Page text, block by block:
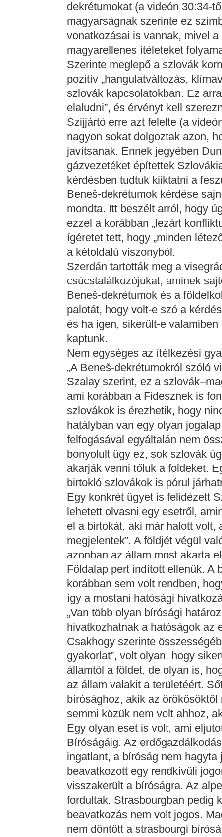
dekrétumokat (a videón 30:34-
magyarságnak szerinte ez
vonatkozásai is vannak, mivel
magyarellenes ítéleteket
Szerinte meglepő a szlovák
pozitív „hangulatváltozás,
szlovák kapcsolatokban. Ez
elaludni”, és érvényt kell
Szijjártó erre azt felelte (a
nagyon sokat dolgoztak azon,
javítsanak. Ennek jegyében
gázvezetéket építettek
kérdésben tudtuk kiiktatni a
Beneš-dekrétumok kérdése
mondta. Itt beszélt arról, hogy
ezzel a korábban „lezárt
ígéretet tett, hogy „minden
a kétoldalú viszonyból.
Szerdán tartották meg a
csúcstalálkozójukat, aminek
Beneš-dekrétumok és a
palotát, hogy volt-e szó a
és ha igen, sikerült-e
kaptunk.
Nem egységes az ítélkezési
„A Beneš-dekrétumokról szóló
Szalay szerint, ez a
ami korábban a Fidesznek is
szlovákok is érezhetik, hogy
hatályban van egy olyan
felfogásával egyáltalán nem
bonyolult ügy ez, sok szlovák
akarják venni tőlük a földeket.
birtokló szlovákok is pórul
Egy konkrét ügyet is felidézett
lehetett olvasni egy esetről,
el a birtokát, aki már halott volt,
megjelentek”. A földjét végül
azonban az állam most akarta
Földalap pert indított ellenük. A
korábban sem volt rendben,
így a mostani hatósági
„Van több olyan bírósági
hivatkozhatnak a hatóságok az
Csakhogy szerinte
gyakorlat”, volt olyan, hogy
államtól a földet, de olyan is,
az állam valakit a területéért.
bírósághoz, akik az
semmi közük nem volt ahhoz,
Egy olyan eset is volt, ami
Bíróságáig. Az
ingatlant, a bíróság nem
beavatkozott egy rendkívüli
visszakerült a bíróságra. Az
fordultak, Strasbourgban pedig
beavatkozás nem volt jogos.
nem döntött a strasbourgi